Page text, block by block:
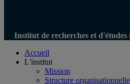
Institut de recherches et d'études
Accueil
L'institut
Mission
Structure organisationnelle